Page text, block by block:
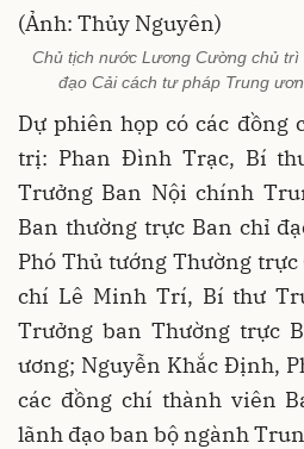
Chủ tịch nước Lương Cường chủ
đạo Cải cách tư pháp Trung
Dự phiên họp có các đồng
trị: Phan Đình Trạc, Bí
Trưởng Ban Nội chính
Ban thường trực Ban chỉ
Phó Thủ tướng Thường
chí Lê Minh Trí, Bí thư
Trưởng ban Thường trực
ương; Nguyễn Khắc Định,
các đồng chí thành viên
lãnh đạo ban bộ ngành